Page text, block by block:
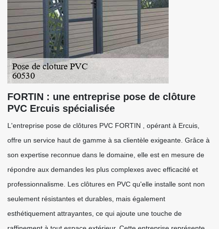
FORTIN : une entreprise pose de clôture
PVC Ercuis spécialisée
L'entreprise pose de clôtures PVC FORTIN , opérant à Ercuis,
offre un service haut de gamme à sa clientèle exigeante. Grâce à
son expertise reconnue dans le domaine, elle est en mesure de
répondre aux demandes les plus complexes avec efficacité et
professionnalisme. Les clôtures en PVC qu'elle installe sont non
seulement résistantes et durables, mais également
esthétiquement attrayantes, ce qui ajoute une touche de